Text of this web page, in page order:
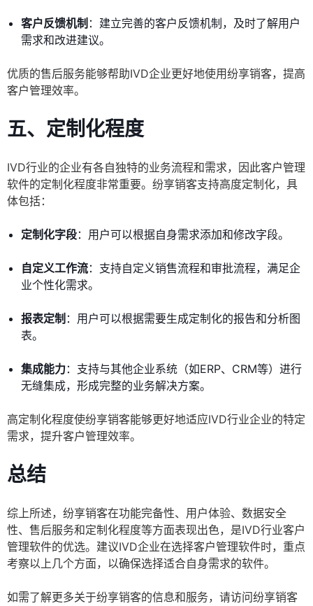
客户反馈机制 ：建立完善的客户反馈机制，及时了解用户
需求和改进建议。
优质的售后服务能够帮助IVD企业更好地使用纷享销客，提高
客户管理效率。
五、定制化程度
IVD行业的企业有各自独特的业务流程和需求，因此客户管理
软件的定制化程度非常重要。纷享销客支持高度定制化，具
体包括：
定制化字段：用户可以根据自身需求添加和修改字段。
自定义工作流：支持自定义销售流程和审批流程，满足企
业个性化需求。
报表定制 ：用户可以根据需要生成定制化的报告和分析图
表。
集成能力：支持与其他企业系统（如ERP、CRM等）进行
无缝集成，形成完整的业务解决方案。
高定制化程度使纷享销客能够更好地适应IVD行业企业的特定
需求，提升客户管理效率。
总结
综上所述，纷享销客在功能完备性、用户体验、数据安全
性、售后服务和定制化程度等方面表现出色，是IVD行业客户
管理软件的优选。建议IVD企业在选择客户管理软件时，重点
考察以上几个方面，以确保选择适合自身需求的软件。
如需了解更多关于纷享销客的信息和服务，请访问纷享销客